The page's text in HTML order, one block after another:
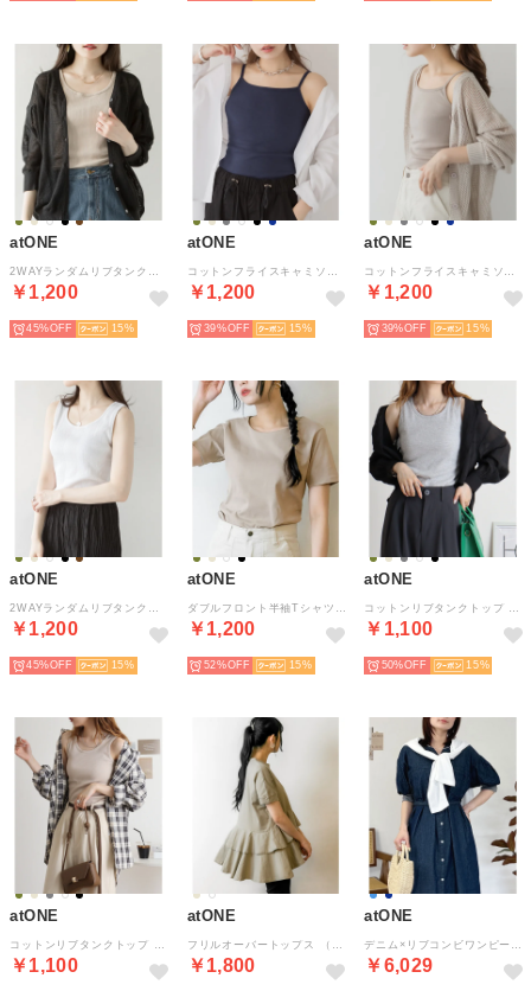
atONE
￥1,200
45% 15
atONE
￥1,200
39% 15
atONE
￥1,200
39% 15
atONE
￥1,200
45% 15
atONE
￥1,200
52% 15
atONE
￥1,100
50% 15
atONE
￥1,100
atONE
￥1,800
atONE
￥6,029